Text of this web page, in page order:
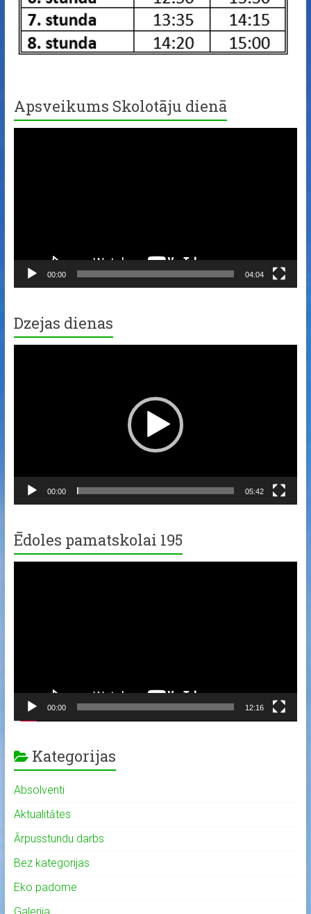
Apsveikums Skolotāju dienā
00:00 04:04
Dzejas dienas
00:00 05:42
Ēdoles pamatskolai 195
00:00 12:16
Kategorijas
Absolventi
Aktualitātes
Ārpusstundu darbs
Bez kategorijas
Eko padome